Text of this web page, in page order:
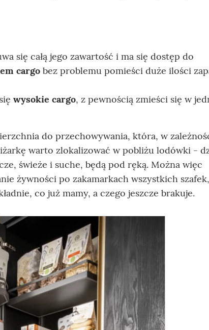
się całą jego zawartość i ma się dostęp do
cargo bez problemu pomieści duże ilości
wysokie cargo, z pewnością zmieści się w
do przechowywania, która, w
warto zlokalizować w pobliżu lodówki -
świeże i suche, będą pod ręką. Można więc
żywności po zakamarkach wszystkich
co już mamy, a czego jeszcze brakuje.